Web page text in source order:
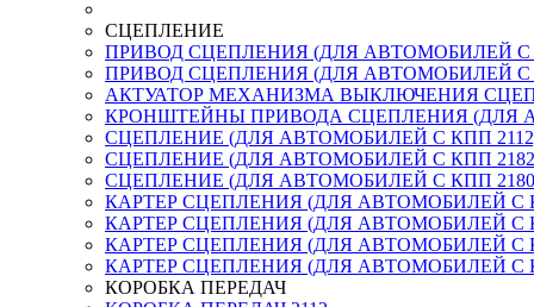
СЦЕПЛЕНИЕ
ПРИВОД СЦЕПЛЕНИЯ (ДЛЯ АВТОМОБИЛЕЙ С
ПРИВОД СЦЕПЛЕНИЯ (ДЛЯ АВТОМОБИЛЕЙ С
АКТУАТОР МЕХАНИЗМА ВЫКЛЮЧЕНИЯ
КРОНШТЕЙНЫ ПРИВОДА СЦЕПЛЕНИЯ (ДЛЯ
СЦЕПЛЕНИЕ (ДЛЯ АВТОМОБИЛЕЙ С КПП
СЦЕПЛЕНИЕ (ДЛЯ АВТОМОБИЛЕЙ С КПП
СЦЕПЛЕНИЕ (ДЛЯ АВТОМОБИЛЕЙ С КПП
КАРТЕР СЦЕПЛЕНИЯ (ДЛЯ АВТОМОБИЛЕЙ С
КАРТЕР СЦЕПЛЕНИЯ (ДЛЯ АВТОМОБИЛЕЙ С
КАРТЕР СЦЕПЛЕНИЯ (ДЛЯ АВТОМОБИЛЕЙ С
КАРТЕР СЦЕПЛЕНИЯ (ДЛЯ АВТОМОБИЛЕЙ С
КОРОБКА ПЕРЕДАЧ